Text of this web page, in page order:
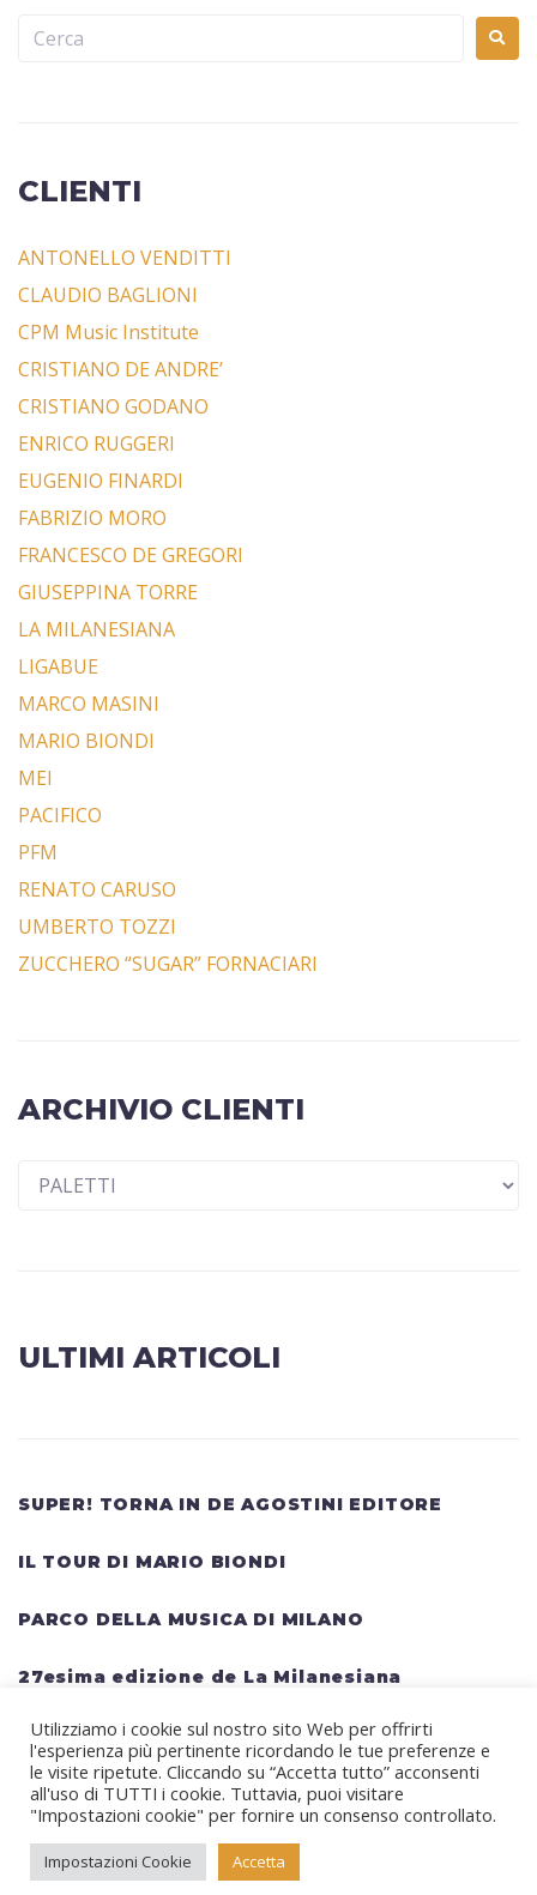
CLIENTI
ANTONELLO VENDITTI
CLAUDIO BAGLIONI
CPM Music Institute
CRISTIANO DE ANDRE’
CRISTIANO GODANO
ENRICO RUGGERI
EUGENIO FINARDI
FABRIZIO MORO
FRANCESCO DE GREGORI
GIUSEPPINA TORRE
LA MILANESIANA
LIGABUE
MARCO MASINI
MARIO BIONDI
MEI
PACIFICO
PFM
RENATO CARUSO
UMBERTO TOZZI
ZUCCHERO “SUGAR” FORNACIARI
ARCHIVIO CLIENTI
ULTIMI ARTICOLI
SUPER! TORNA IN DE AGOSTINI EDITORE
IL TOUR DI MARIO BIONDI
PARCO DELLA MUSICA DI MILANO
27esima edizione de La Milanesiana
HELLWATT FESTIVAL: una lineup gigantesca
per il festival estivo TRAVIS SCOTT, KANYE
WEST, SWEDISH HOUSE MAFIA, MARTIN
Utilizziamo i cookie sul nostro sito Web per offrirti
l'esperienza più pertinente ricordando le tue preferenze e
le visite ripetute. Cliccando su “Accetta tutto” acconsenti
all'uso di TUTTI i cookie. Tuttavia, puoi visitare
"Impostazioni cookie" per fornire un consenso controllato.
Impostazioni Cookie Accetta